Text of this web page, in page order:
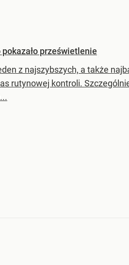
prześwietlenie
z najszybszych, a także
rutynowej kontroli.